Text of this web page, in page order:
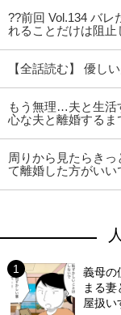
??前回 Vol.134 バ
れることだけは阻止
【全話読む】 優し
もう無理…夫と生活
心な夫と離婚するま
周りから見たらき
て離婚した方がいい
義母の
まる妻
屋扱い